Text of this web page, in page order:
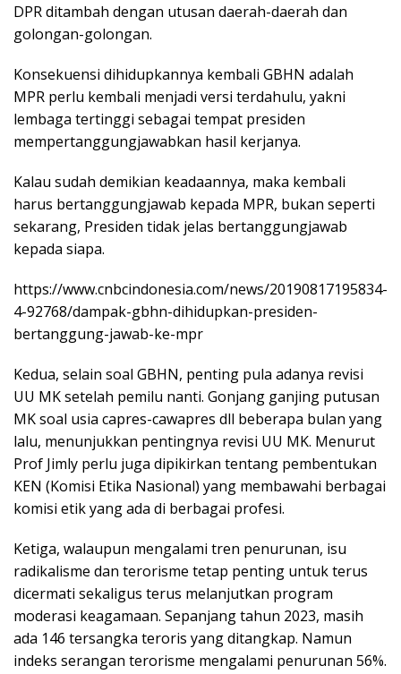
DPR ditambah dengan utusan daerah-daerah dan
golongan-golongan.
Konsekuensi dihidupkannya kembali GBHN adalah
MPR perlu kembali menjadi versi terdahulu, yakni
lembaga tertinggi sebagai tempat presiden
mempertanggungjawabkan hasil kerjanya.
Kalau sudah demikian keadaannya, maka kembali
harus bertanggungjawab kepada MPR, bukan seperti
sekarang, Presiden tidak jelas bertanggungjawab
kepada siapa.
https://www.cnbcindonesia.com/news/20190817195834-
4-92768/dampak-gbhn-dihidupkan-presiden-
bertanggung-jawab-ke-mpr
Kedua, selain soal GBHN, penting pula adanya revisi
UU MK setelah pemilu nanti. Gonjang ganjing putusan
MK soal usia capres-cawapres dll beberapa bulan yang
lalu, menunjukkan pentingnya revisi UU MK. Menurut
Prof Jimly perlu juga dipikirkan tentang pembentukan
KEN (Komisi Etika Nasional) yang membawahi berbagai
komisi etik yang ada di berbagai profesi.
Ketiga, walaupun mengalami tren penurunan, isu
radikalisme dan terorisme tetap penting untuk terus
dicermati sekaligus terus melanjutkan program
moderasi keagamaan. Sepanjang tahun 2023, masih
ada 146 tersangka teroris yang ditangkap. Namun
indeks serangan terorisme mengalami penurunan 56%.